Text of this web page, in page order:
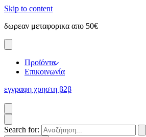
Skip to content
δωρεαν μεταφορικα απο 50€
Προϊόντα
Επικοινωνία
εγγραφη χρηστη β2β
Search for: